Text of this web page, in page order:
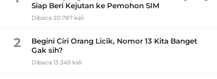
Siap Beri Kejutan ke Pemohon SIM
Dibaca 20.787 kali
2
Begini Ciri Orang Licik, Nomor 13 Kita Banget
Gak sih?
Dibaca 13.345 kali